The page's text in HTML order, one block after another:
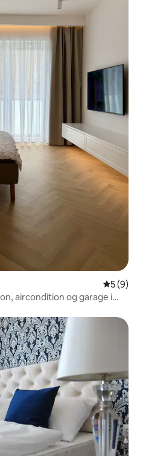
5 ud af 5
5 (9)
aircondition og garage i